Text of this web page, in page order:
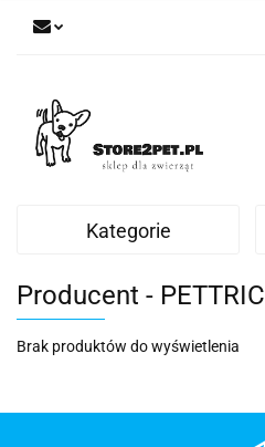
Kategorie
Producent - PETTRIC
Brak produktów do wyświetlenia